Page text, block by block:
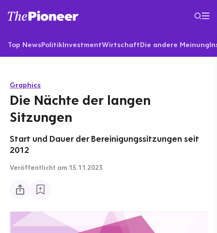
Top NewsPolitikInvestmentWirtschaftDie andere Meinung
Graphics
Die Nächte der langen
Sitzungen
Start und Dauer der Bereinigungssitzungen seit
2012
Veröffentlicht am 15.11.2023